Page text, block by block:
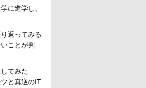
に進学し、
返ってみる
ことが判
てみた
と真逆のIT